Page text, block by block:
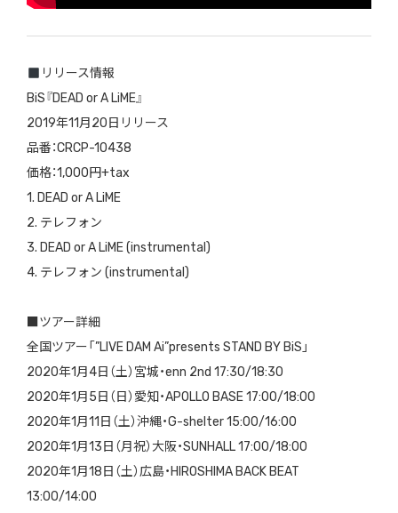
リリース情報
︎BiS『DEAD or A LiME』
2019年11月20日リリース
品番：CRCP-10438
価格：1,000円+tax
1. DEAD or A LiME
2. テレフォン
3. DEAD or A LiME (instrumental)
4. テレフォン (instrumental)
■ツアー詳細
全国ツアー「”LIVE DAM Ai”presents STAND BY BiS」
2020年1月4日（土）宮城・enn 2nd 17:30/18:30
2020年1月5日（日）愛知・APOLLO BASE 17:00/18:00
2020年1月11日（土）沖縄・G-shelter 15:00/16:00
2020年1月13日（月祝）大阪・SUNHALL 17:00/18:00
2020年1月18日（土）広島・HIROSHIMA BACK BEAT
13:00/14:00